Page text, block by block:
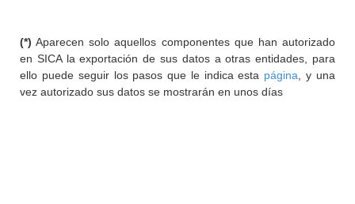
(*) Aparecen solo aquellos componentes que han autorizado
en SICA la exportación de sus datos a otras entidades, para
ello puede seguir los pasos que le indica esta página , y una
vez autorizado sus datos se mostrarán en unos días